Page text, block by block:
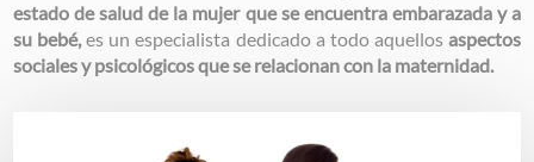
estado de salud de la mujer que se encuentra embarazada y a
su bebé,es un especialista dedicado a todo aquellos aspectos
sociales y psicológicosque se relacionan con la maternidad.